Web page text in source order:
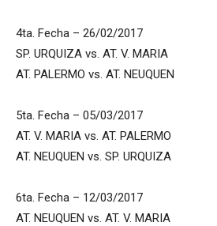
4ta. Fecha – 26/02/2017
SP. URQUIZA vs. AT. V. MARIA
AT. PALERMO vs. AT. NEUQUEN
5ta. Fecha – 05/03/2017
AT. V. MARIA vs. AT. PALERMO
AT. NEUQUEN vs. SP. URQUIZA
6ta. Fecha – 12/03/2017
AT. NEUQUEN vs. AT. V. MARIA